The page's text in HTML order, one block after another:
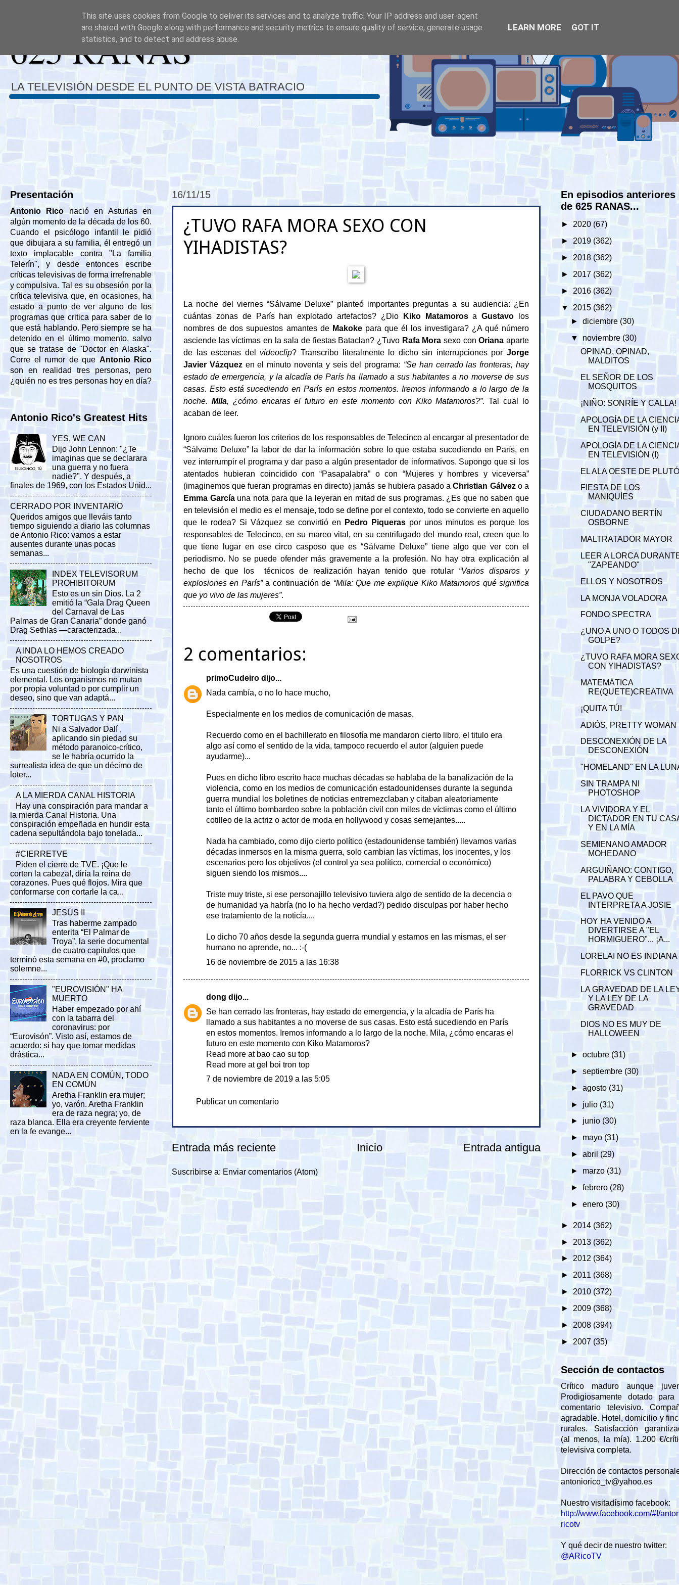
625 RANAS
LA TELEVISIÓN DESDE EL PUNTO DE VISTA BATRACIO
16/11/15
¿TUVO RAFA MORA SEXO CON
YIHADISTAS?
La noche del viernes “Sálvame Deluxe” planteó importantes preguntas a su audiencia: ¿En
cuántas zonas de París han explotado artefactos? ¿Dio Kiko MatamorosaGustavo los
nombres de dos supuestos amantes de Makoke para que él los investigara? ¿A qué número
asciende las víctimas en la sala de fiestas Bataclan? ¿Tuvo Rafa Mora sexo conOrianaaparte
de las escenas del videoclip? Transcribo literalmente lo dicho sin interrupciones porJorge
Javier Vázquezen el minuto noventa y seis del programa: “Se han cerrado las fronteras, hay
estado de emergencia, y la alcadía de París ha llamado a sus habitantes a no moverse de sus
casas. Esto está sucediendo en París en estos momentos. Iremos informando a lo largo de la
noche. Mila, ¿cómo encaras el futuro en este momento con Kiko Matamoros?”. Tal cual lo
acaban de leer.
Ignoro cuáles fueron los criterios de los responsables de Telecinco al encargar al presentador de
“Sálvame Deluxe” la labor de dar la información sobre lo que estaba sucediendo en París, en
vez interrumpir el programa y dar paso a algún presentador de informativos. Supongo que si los
atentados hubieran coincidido con “Pasapalabra” o con “Mujeres y hombres y viceversa”
(imaginemos que fueran programas en directo) jamás se hubiera pasado aChristian Gálvezo a
Emma Garcíauna nota para que la leyeran en mitad de sus programas. ¿Es que no saben que
en televisión el medio es el mensaje, todo se define por el contexto, todo se convierte en aquello
que le rodea? Si Vázquez se convirtió en Pedro Piqueras por unos minutos es porque los
responsables de Telecinco, en su mareo vital, en su centrifugado del mundo real, creen que lo
que tiene lugar en ese circo casposo que es “Sálvame Deluxe” tiene algo que ver con el
periodismo. No se puede ofender más gravemente a la profesión. No hay otra explicación al
hecho de que los técnicos de realización hayan tenido que rotular “Varios disparos y
explosiones en París”a continuación de “Mila: Que me explique Kiko Matamoros qué significa
que yo vivo de las mujeres”.
2 comentarios:
primoCudeiro dijo...
Nada cambía, o no lo hace mucho,
Especialmente en los medios de comunicación de masas.
Recuerdo como en el bachillerato en filosofía me mandaron cierto libro, el titulo era
algo así como el sentido de la vida, tampoco recuerdo el autor (alguien puede
ayudarme)...
Pues en dicho libro escrito hace muchas décadas se hablaba de la banalización de la
violencia, como en los medios de comunicación estadounidenses durante la segunda
guerra mundial los boletines de noticias entremezclaban y citaban aleatoriamente
tanto el último bombardeo sobre la población civil con miles de víctimas como el último
cotilleo de la actriz o actor de moda en hollywood y cosas semejantes.....
Nada ha cambiado, como dijo cierto político (estadounidense también) llevamos varias
décadas inmersos en la misma guerra, solo cambian las víctimas, los inocentes, y los
escenarios pero los objetivos (el control ya sea político, comercial o económico)
siguen siendo los mismos....
Triste muy triste, si ese personajillo televisivo tuviera algo de sentido de la decencia o
de humanidad ya habría (no lo ha hecho verdad?) pedido disculpas por haber hecho
ese tratamiento de la noticia....
Lo dicho 70 años desde la segunda guerra mundial y estamos en las mismas, el ser
humano no aprende, no... :-(
16 de noviembre de 2015 a las 16:38
dong dijo...
Se han cerrado las fronteras, hay estado de emergencia, y la alcadía de París ha
llamado a sus habitantes a no moverse de sus casas. Esto está sucediendo en París
en estos momentos. Iremos informando a lo largo de la noche. Mila, ¿cómo encaras el
futuro en este momento con Kiko Matamoros?
Read more at bao cao su top
Read more atgel boi tron top
7 de noviembre de 2019 a las 5:05
Publicar un comentario
Entrada más reciente Entrada antigua
Inicio
Suscribirse a: Enviar comentarios (Atom)
Presentación
Antonio Rico nació en Asturias en
algún momento de la década de los 60.
Cuando el psicólogo infantil le pidió
que dibujara a su familia, él entregó un
texto implacable contra "La familia
Telerín", y desde entonces escribe
críticas televisivas de forma irrefrenable
y compulsiva. Tal es su obsesión por la
crítica televisiva que, en ocasiones, ha
estado a punto de ver alguno de los
programas que critica para saber de lo
que está hablando. Pero siempre se ha
detenido en el último momento, salvo
que se tratase de "Doctor en Alaska".
Corre el rumor de que Antonio Rico
son en realidad tres personas, pero
¿quién no es tres personas hoy en día?
Antonio Rico's Greatest Hits
YES, WE CAN
Dijo John Lennon: "¿Te
imaginas que se declarara
una guerra y no fuera
nadie?". Y después, a
finales de 1969, con los Estados Unid...
CERRADO POR INVENTARIO
Queridos amigos que lleváis tanto
tiempo siguiendo a diario las columnas
de Antonio Rico: vamos a estar
ausentes durante unas pocas
semanas...
INDEX TELEVISORUM
PROHIBITORUM
Esto es un sin Dios. La 2
emitió la “Gala Drag Queen
del Carnaval de Las
Palmas de Gran Canaria” donde ganó
Drag Sethlas —caracterizada...
A INDA LO HEMOS CREADO
NOSOTROS
Es una cuestión de biología darwinista
elemental. Los organismos no mutan
por propia voluntad o por cumplir un
deseo, sino que van adaptá...
TORTUGAS Y PAN
Ni a Salvador Dalí ,
aplicando sin piedad su
método paranoico-crítico,
se le habría ocurrido la
surrealista idea de que un décimo de
loter...
A LA MIERDA CANAL HISTORIA
Hay una conspiración para mandar a
la mierda Canal Historia. Una
conspiración empeñada en hundir esta
cadena sepultándola bajo tonelada...
#CIERRETVE
Piden el cierre de TVE. ¡Que le
corten la cabeza!, diría la reina de
corazones. Pues qué flojos. Mira que
conformarse con cortarle la ca...
JESÚS II
Tras haberme zampado
enterita “El Palmar de
Troya”, la serie documental
de cuatro capítulos que
terminó esta semana en #0, proclamo
solemne...
"EUROVISIÓN" HA
MUERTO
Haber empezado por ahí
con la tabarra del
coronavirus: por
“Eurovisón”. Visto así, estamos de
acuerdo: si hay que tomar medidas
drástica...
NADA EN COMÚN, TODO
EN COMÚN
Aretha Franklin era mujer;
yo, varón. Aretha Franklin
era de raza negra; yo, de
raza blanca. Ella era creyente ferviente
en la fe evange...
En episodios anteriores
de 625 RANAS...
► 2020 (67)
►2019 (362)
► 2018 (362)
► 2017 (362)
► 2016 (362)
▼ 2015 (362)
► diciembre (30)
▼ noviembre (30)
OPINAD, OPINAD,
MALDITOS
EL SEÑOR DE LOS
MOSQUITOS
¡NIÑO: SONRÍE Y CALLA!
APOLOGÍA DE LA
EN TELEVISIÓN (y II)
APOLOGÍA DE LA
EN TELEVISIÓN (I)
EL ALA OESTE DE
FIESTA DE LOS
MANIQUÍES
CIUDADANO BERTÍN
OSBORNE
MALTRATADOR MAYOR
LEER A LORCA
"ZAPEANDO"
ELLOS Y NOSOTROS
LA MONJA VOLADORA
FONDO SPECTRA
¿UNO A UNO O TODOS
GOLPE?
¿TUVO RAFA MORA
CON YIHADISTAS?
MATEMÁTICA
RE(QUETE)CREATIVA
¡QUITA TÚ!
ADIÓS, PRETTY WOMAN
DESCONEXIÓN DE LA
DESCONEXIÓN
"HOMELAND" EN LA
SIN TRAMPA NI
PHOTOSHOP
LA VIVIDORA Y EL
DICTADOR EN TU
Y EN LA MÍA
SEMIENANO AMADOR
MOHEDANO
ARGUIÑANO: CONTIGO,
PALABRA Y CEBOLLA
EL PAVO QUE
INTERPRETA A JOSIE
HOY HA VENIDO A
DIVERTIRSE A "EL
HORMIGUERO"... ¡A...
LORELAI NO ES INDIANA
FLORRICK VS CLINTON
LA GRAVEDAD DE LA
Y LA LEY DE LA
GRAVEDAD
DIOS NO ES MUY DE
HALLOWEEN
► octubre (31)
► septiembre (30)
► agosto (31)
► julio (31)
► junio (30)
► mayo (31)
► abril (29)
► marzo (31)
► febrero (28)
► enero (30)
► 2014 (362)
► 2013 (362)
►2012 (364)
► 2011 (368)
► 2010 (372)
► 2009(368)
► 2008 (394)
► 2007 (35)
Sección de contactos
Crítico maduro aunque
Prodigiosamente dotado
comentario televisivo.
agradable. Hotel, domicilio y
rurales. Satisfacción
(al menos, la mía). 1.200 €/
televisiva completa.
Dirección de contactos
antoniorico_tv@yahoo.es
Nuestro visitadísimo facebook:
http://www.facebook.com/#!/
ricotv
Y qué decir de nuestro twitter:
@ARicoTV
This site uses cookies from Google to deliver its services and to analyze traffic. Your IP address and user-agent
are shared with Google along with performance and security metrics to ensure quality of service, generate usage
statistics, and to detect and address abuse.
LEARN MORE GOT IT